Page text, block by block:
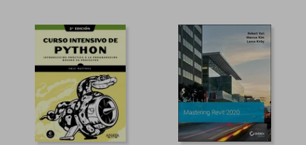
$ 31.22